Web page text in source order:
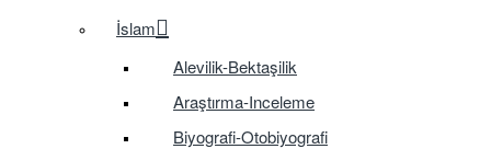
İslam
Alevilik-Bektaşilik
Araştırma-Inceleme
Biyografi-Otobiyografi